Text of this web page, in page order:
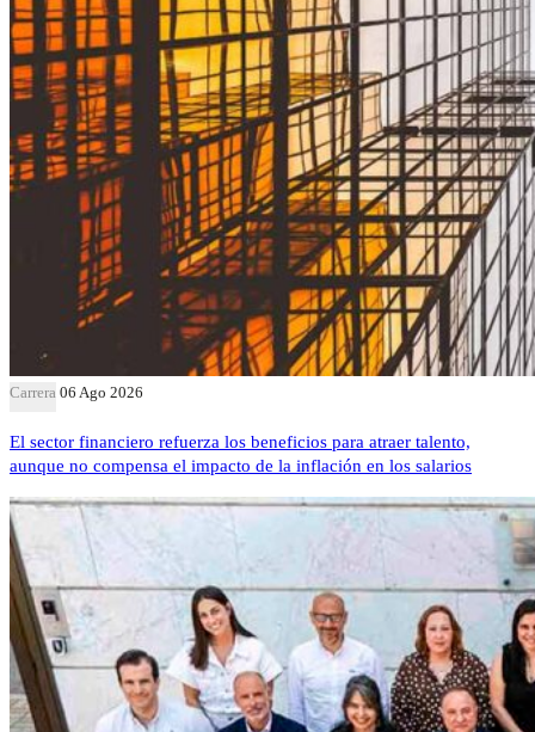
Carrera 06 Ago 2026
El sector financiero refuerza los beneficios para atraer talento,
aunque no compensa el impacto de la inflación en los salarios